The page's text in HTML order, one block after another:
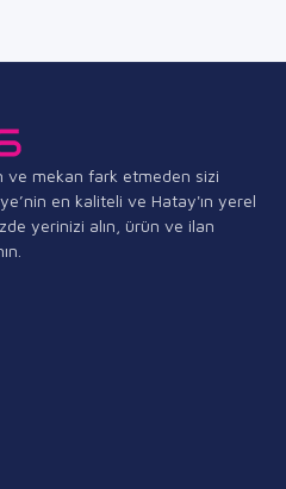
ve mekan fark etmeden sizi
en kaliteli ve Hatay'ın yerel
yerinizi alın, ürün ve ilan